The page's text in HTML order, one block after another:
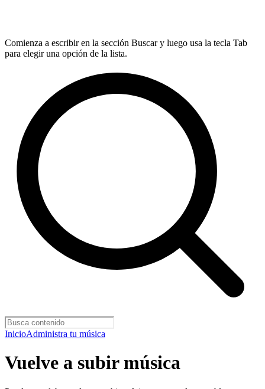
Comienza a escribir en la sección Buscar y luego usa la tecla Tab
para elegir una opción de la lista.
InicioAdministra tu música
Vuelve a subir música